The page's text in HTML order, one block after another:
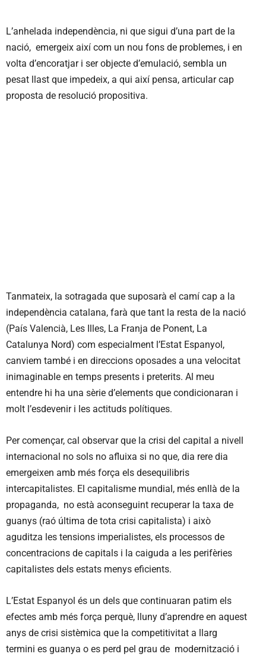
L’anhelada independència, ni que sigui d’una part de la
nació, emergeix així com un nou fons de problemes, i en
volta d’encoratjar i ser objecte d’emulació, sembla un
pesat llast que impedeix, a qui així pensa, articular cap
proposta de resolució propositiva.
Tanmateix, la sotragada que suposarà el camí cap a la
independència catalana, farà que tant la resta de la nació
(País Valencià, Les Illes, La Franja de Ponent, La
Catalunya Nord) com especialment l’Estat Espanyol,
canviem també i en direccions oposades a una velocitat
inimaginable en temps presents i preterits. Al meu
entendre hi ha una sèrie d’elements que condicionaran i
molt l’esdevenir i les actituds polítiques.
Per començar, cal observar que la crisi del capital a nivell
internacional no sols no afluixa si no que, dia rere dia
emergeixen amb més força els desequilibris
intercapitalistes. El capitalisme mundial, més enllà de la
propaganda, no està aconseguint recuperar la taxa de
guanys (raó última de tota crisi capitalista) i això
aguditza les tensions imperialistes, els processos de
concentracions de capitals i la caiguda a les perifèries
capitalistes dels estats menys eficients.
L’Estat Espanyol és un dels que continuaran patim els
efectes amb més força perquè, lluny d’aprendre en aquest
anys de crisi sistèmica que la competitivitat a llarg
termini es guanya o es perd pel grau de modernització i